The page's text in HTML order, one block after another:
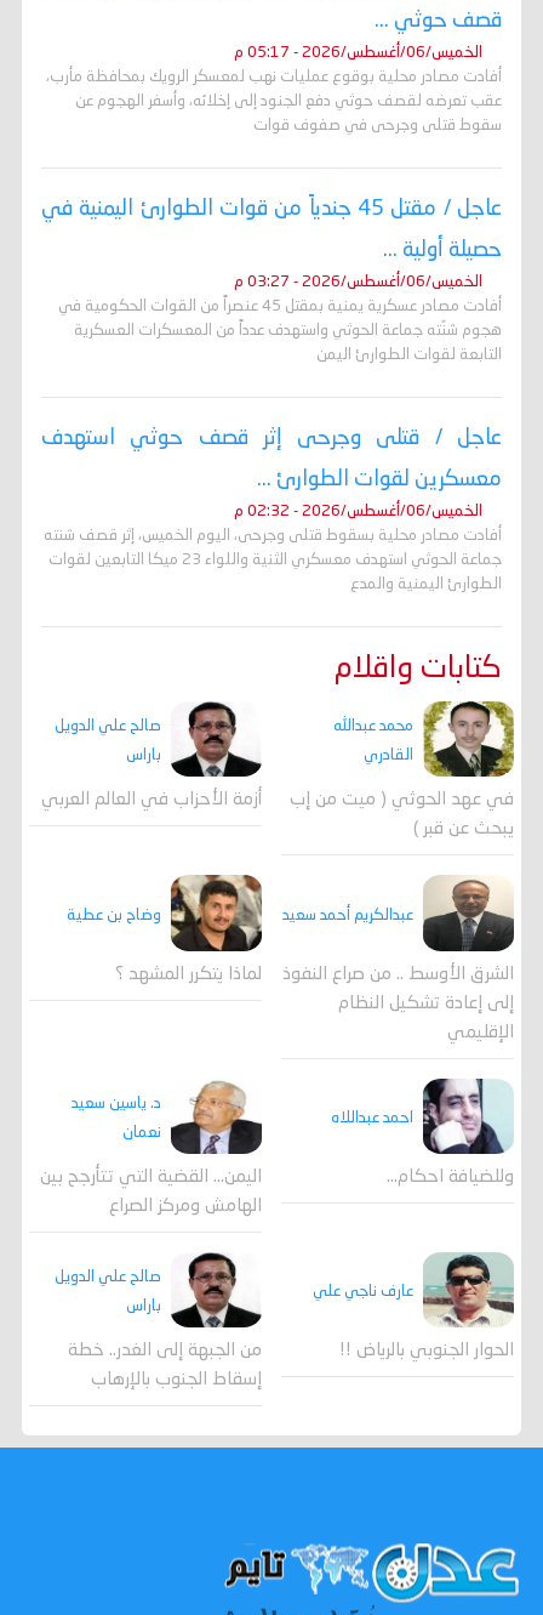
قصف حوثي ...
الخميس/06/أغسطس/2026 - 05:17 م
أفادت مصادر محلية بوقوع عمليات نهب لمعسكر الرويك بمحافظة مأرب،
عقب تعرضه لقصف حوثي دفع الجنود إلى إخلائه، وأسفر الهجوم عن
سقوط قتلى وجرحى في صفوف قوات
عاجل / مقتل 45 جندياً من قوات الطوارئ اليمنية في
حصيلة أولية ...
الخميس/06/أغسطس/2026 - 03:27 م
أفادت مصادر عسكرية يمنية بمقتل 45 عنصراً من القوات الحكومية في
هجوم شنّته جماعة الحوثي واستهدف عدداً من المعسكرات العسكرية
التابعة لقوات الطوارئ اليمن
عاجل / قتلى وجرحى إثر قصف حوثي استهدف
معسكرين لقوات الطوارئ ...
الخميس/06/أغسطس/2026 - 02:32 م
أفادت مصادر محلية بسقوط قتلى وجرحى، اليوم الخميس، إثر قصف شنته
جماعة الحوثي استهدف معسكري الثنية واللواء 23 ميكا التابعين لقوات
الطوارئ اليمنية والمدع
كتابات واقلام
محمد عبدالله
القادري
في عهد الحوثي ( ميت من إب
يبحث عن قبر )
صالح علي الدويل
باراس
أزمة الأحزاب في العالم العربي
عبدالكريم أحمد سعيد
الشرق الأوسط .. من صراع النفوذ
إلى إعادة تشكيل النظام
الإقليمي
وضاح بن عطية
لماذا يتكرر المشهد ؟
احمد عبداللاه
وللضيافة احكام…
د. ياسين سعيد
نعمان
اليمن… القضية التي تتأرجح بين
الهامش ومركز الصراع
عارف ناجي علي
الحوار الجنوبي بالرياض !!
صالح علي الدويل
باراس
من الجبهة إلى الغدر.. خطة
إسقاط الجنوب بالإرهاب